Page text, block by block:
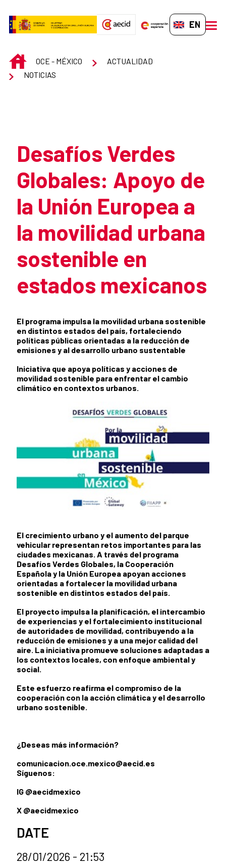
EN-GB
INICIOOCE - MÉXICO
ACTUALIDAD
NOTICIAS
Desafíos Verdes
Globales: Apoyo de
la Unión Europea a
la movilidad urbana
sostenible en
estados mexicanos
El programa impulsa la movilidad urbana sostenible
en distintos estados del país, fortaleciendo
políticas públicas orientadas a la reducción de
emisiones y al desarrollo urbano sustentable
Iniciativa que apoya políticas y acciones de
movilidad sostenible para enfrentar el cambio
climático en contextos urbanos.
News content
El crecimiento urbano y el aumento del parque
vehicular representan retos importantes para las
ciudades mexicanas. A través del programa
Desafíos Verdes Globales, la Cooperación
Española y la Unión Europea apoyan acciones
orientadas a fortalecer la movilidad urbana
sostenible en distintos estados del país.
El proyecto impulsa la planificación, el intercambio
de experiencias y el fortalecimiento institucional
de autoridades de movilidad, contribuyendo a la
reducción de emisiones y a una mejor calidad del
aire. La iniciativa promueve soluciones adaptadas a
los contextos locales, con enfoque ambiental y
social.
Este esfuerzo reafirma el compromiso de la
cooperación con la acción climática y el desarrollo
urbano sostenible.
¿Deseas más información?
comunicacion.oce.mexico@aecid.es
Síguenos:
IG @aecidmexico
X @aecidmexico
DATE
28/01/2026 - 21:53